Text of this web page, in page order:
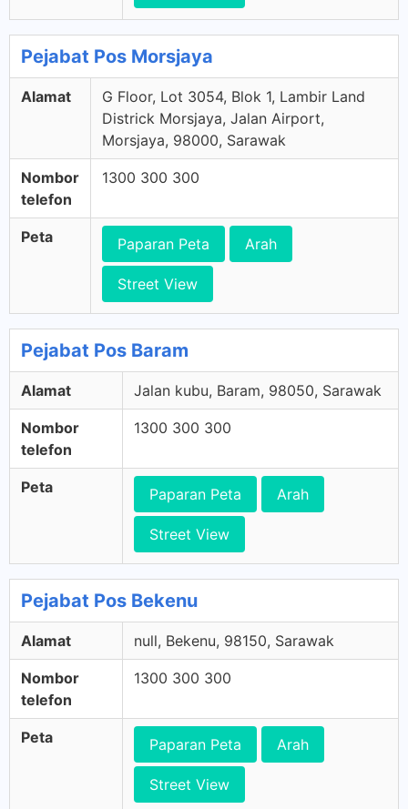
Pejabat Pos Morsjaya
Alamat
G Floor, Lot 3054, Blok 1, Lambir Land
Districk Morsjaya, Jalan Airport,
Morsjaya, 98000, Sarawak
Nombor
telefon
1300 300 300
Peta Paparan Peta Arah
Street View
Pejabat Pos Baram
Alamat Jalan kubu, Baram, 98050, Sarawak
Nombor
telefon
1300 300 300
Peta Paparan Peta Arah
Street View
Pejabat Pos Bekenu
Alamat null, Bekenu, 98150, Sarawak
Nombor
telefon
1300 300 300
Peta Paparan Peta Arah
Street View